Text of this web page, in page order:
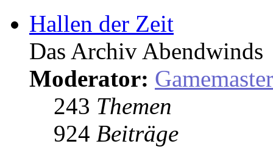
Hallen der Zeit
Das Archiv Abendwinds
Moderator: Gamemaster
243 Themen
924 Beiträge